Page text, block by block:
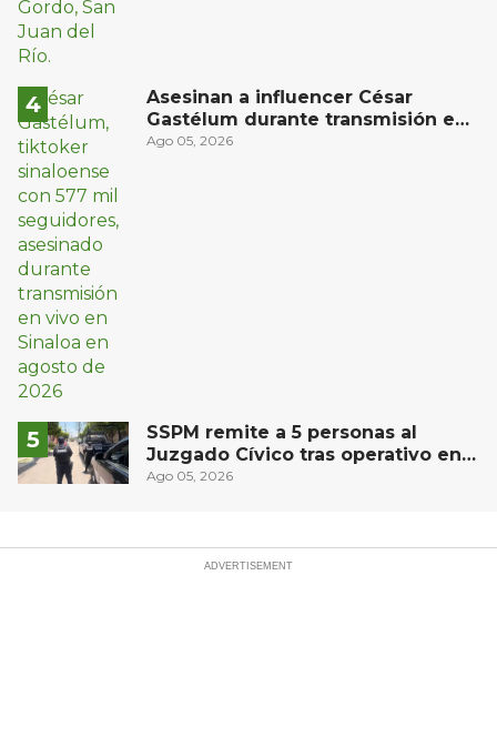
Asesinan a influencer César
Gastélum durante transmisión en
vivo en Sinaloa
Ago 05, 2026
SSPM remite a 5 personas al
Juzgado Cívico tras operativo en
San Juan del Río
Ago 05, 2026